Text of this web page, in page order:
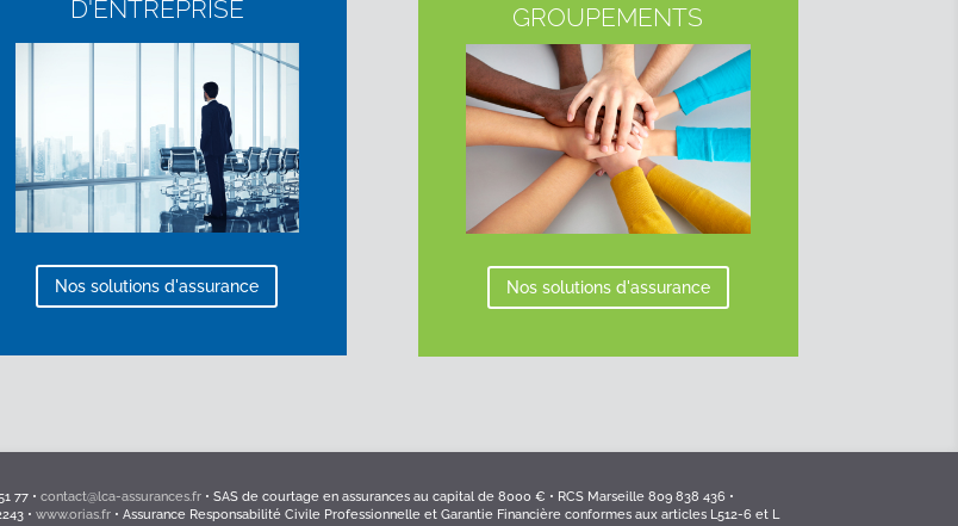
D'ENTREPRISE
Nos solutions d'assurance
GROUPEMENTS
Nos solutions d'assurance
77 •contact@lca-assurances.fr • SAS de courtage en assurances au capital de 8000 € • RCS Marseille 809 838 436 •
•www.orias.fr • Assurance Responsabilité Civile Professionnelle et Garantie Financière conformes aux articles L512-6 et L